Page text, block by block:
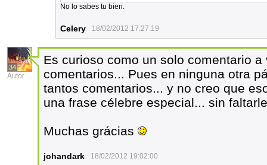
No lo sabes tu bien.
Celery 18/02/2012 17:27:19
34
Autor
Es curioso como un solo comentario
comentarios... Pues en ninguna otra
tantos comentarios... y no creo que
una frase célebre especial... sin
Muchas grácias
johandark 18/02/2012 19:02:00